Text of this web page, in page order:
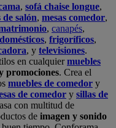
, sofá chaise longue,
de salón, mesas comedor,
, canapés,
, frigoríficos,
, y televisiones.
en cualquiermuebles
promociones. Crea el
muebles de comedor y
de comedor y sillas de
con multitud de
de imagen y sonido